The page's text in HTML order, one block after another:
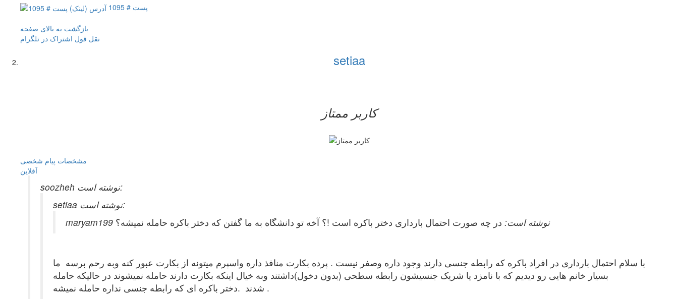
پست # 1095
بازگشت به بالای صفحه
نقل قول اشتراک در تلگرام
setiaa
کاربر ممتاز
مشخصات پیام شخصی
آفلاين
soozheh نوشته است:
setiaa نوشته است:
maryam199 نوشته است: در چه صورت احتمال بارداری دختر باکره است !؟ آخه تو دانشگاه به ما گفتن که دختر باکره حامله نمیشه؟
با سلام احتمال بارداری در افراد باکره که رابطه جنسی دارند وجود داره وصفر نیست . پرده بکارت منافذ داره واسپرم میتونه از بکارت عبور کنه وبه رحم برسه ما
بسیار خانم هایی رو دیدیم که با نامزد یا شریک جنسیشون رابطه سطحی (بدون دخول)داشتند وبه خیال اینکه بکارت دارند حامله نمیشوند در حالیکه حامله
شدند .دختر باکره ای که رابطه جنسی نداره حامله نمیشه .